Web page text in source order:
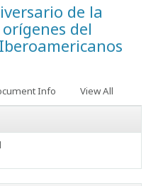
de la
del
Info View All